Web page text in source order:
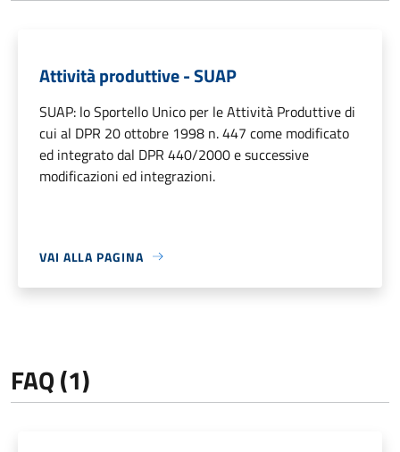
Attività produttive - SUAP
SUAP: lo Sportello Unico per le Attività Produttive di
cui al DPR 20 ottobre 1998 n. 447 come modificato
ed integrato dal DPR 440/2000 e successive
modificazioni ed integrazioni.
VAI ALLA PAGINA
FAQ (1)